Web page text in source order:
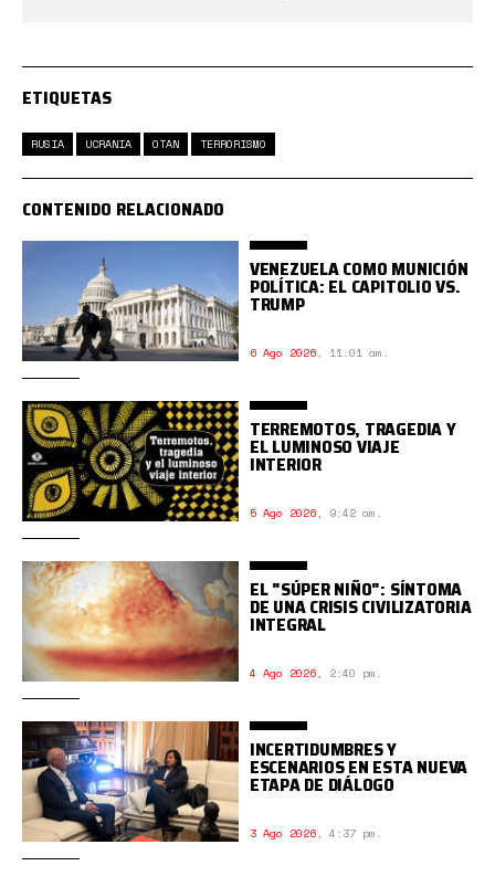
ETIQUETAS
RUSIA UCRANIA OTAN TERRORISMO
CONTENIDO RELACIONADO
VENEZUELA COMO MUNICIÓN
POLÍTICA: EL CAPITOLIO VS.
TRUMP
6 Ago 2026, 11:01 am.
TERREMOTOS, TRAGEDIA Y
EL LUMINOSO VIAJE
INTERIOR
5 Ago 2026, 9:42 am.
EL "SÚPER NIÑO": SÍNTOMA
DE UNA CRISIS CIVILIZATORIA
INTEGRAL
4 Ago 2026, 2:40 pm.
INCERTIDUMBRES Y
ESCENARIOS EN ESTA NUEVA
ETAPA DE DIÁLOGO
3 Ago 2026, 4:37 pm.